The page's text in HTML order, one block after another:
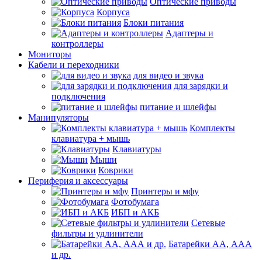
Корпуса
Блоки питания
Адаптеры и
контроллеры
Мониторы
Кабели и переходники
для видео и звука
для зарядки и
подключения
питание и шлейфы
Манипуляторы
Комплекты
клавиатура + мышь
Клавиатуры
Мыши
Коврики
Периферия и аксессуары
Принтеры и мфу
Фотобумага
ИБП и АКБ
Сетевые
фильтры и удлинители
Батарейки АА, ААА
и др.